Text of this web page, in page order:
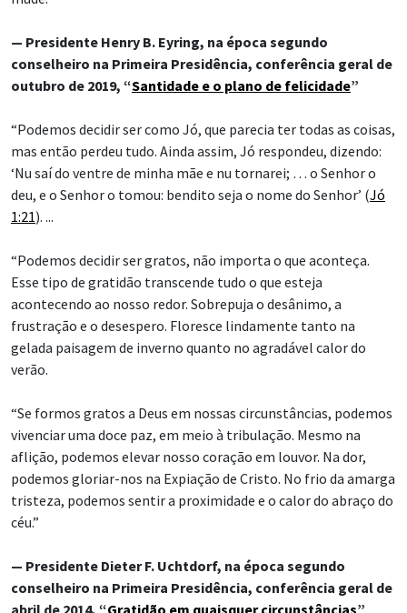
— Presidente Henry B. Eyring, na época segundo
conselheiro na Primeira Presidência, conferência geral de
outubro de 2019, “Santidade e o plano de felicidade”
“Podemos decidir ser como Jó, que parecia ter todas as coisas,
mas então perdeu tudo. Ainda assim, Jó respondeu, dizendo:
‘Nu saí do ventre de minha mãe e nu tornarei; … o Senhor o
deu, e o Senhor o tomou: bendito seja o nome do Senhor’ (Jó
1:21). ...
“Podemos decidir ser gratos, não importa o que aconteça.
Esse tipo de gratidão transcende tudo o que esteja
acontecendo ao nosso redor. Sobrepuja o desânimo, a
frustração e o desespero. Floresce lindamente tanto na
gelada paisagem de inverno quanto no agradável calor do
verão.
“Se formos gratos a Deus em nossas circunstâncias, podemos
vivenciar uma doce paz, em meio à tribulação. Mesmo na
aflição, podemos elevar nosso coração em louvor. Na dor,
podemos gloriar-nos na Expiação de Cristo. No frio da amarga
tristeza, podemos sentir a proximidade e o calor do abraço do
céu.”
— Presidente Dieter F. Uchtdorf, na época segundo
conselheiro na Primeira Presidência, conferência geral de